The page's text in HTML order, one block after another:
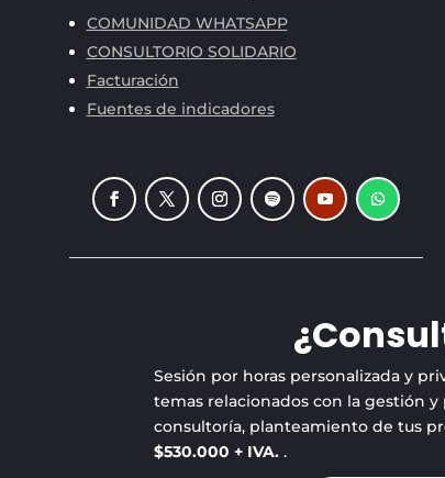
COMUNIDAD WHATSAPP
CONSULTORIO SOLIDARIO
Facturación
Fuentes de indicadores
Sesión por horas personalizada y
temas relacionados con la gestión
consultoría, planteamiento de tus
$530.000 + IVA. .